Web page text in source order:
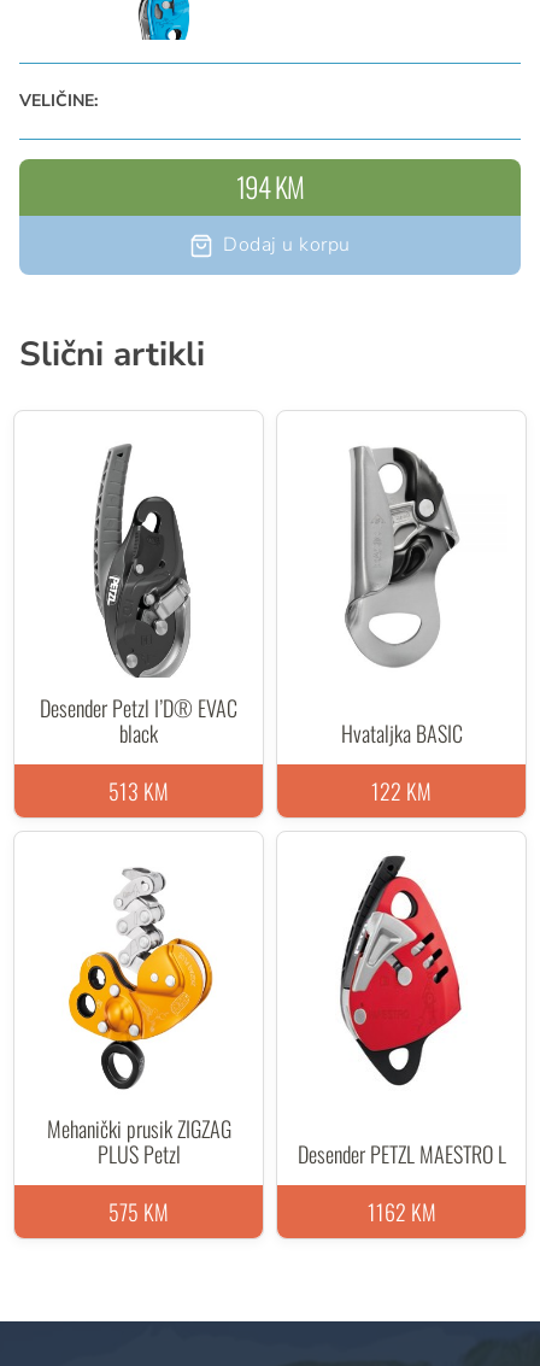
VELIČINE:
194 KM
Dodaj u korpu
Slični artikli
Desender Petzl I’D® EVAC
black
513 KM
Hvataljka BASIC
122 KM
Mehanički prusik ZIGZAG
PLUS Petzl
575 KM
Desender PETZL MAESTRO L
1162 KM